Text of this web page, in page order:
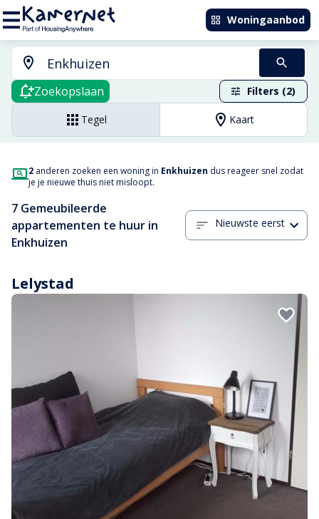
Woningaanbod
Zoekopslaan Filters (2)
Tegel Kaart
2 anderen zoeken een woning in Enkhuizen dus reageer snel zodat
je je nieuwe thuis niet misloopt.
7 Gemeubileerde
appartementen te huur in
Enkhuizen
Nieuwste eerst
Lelystad